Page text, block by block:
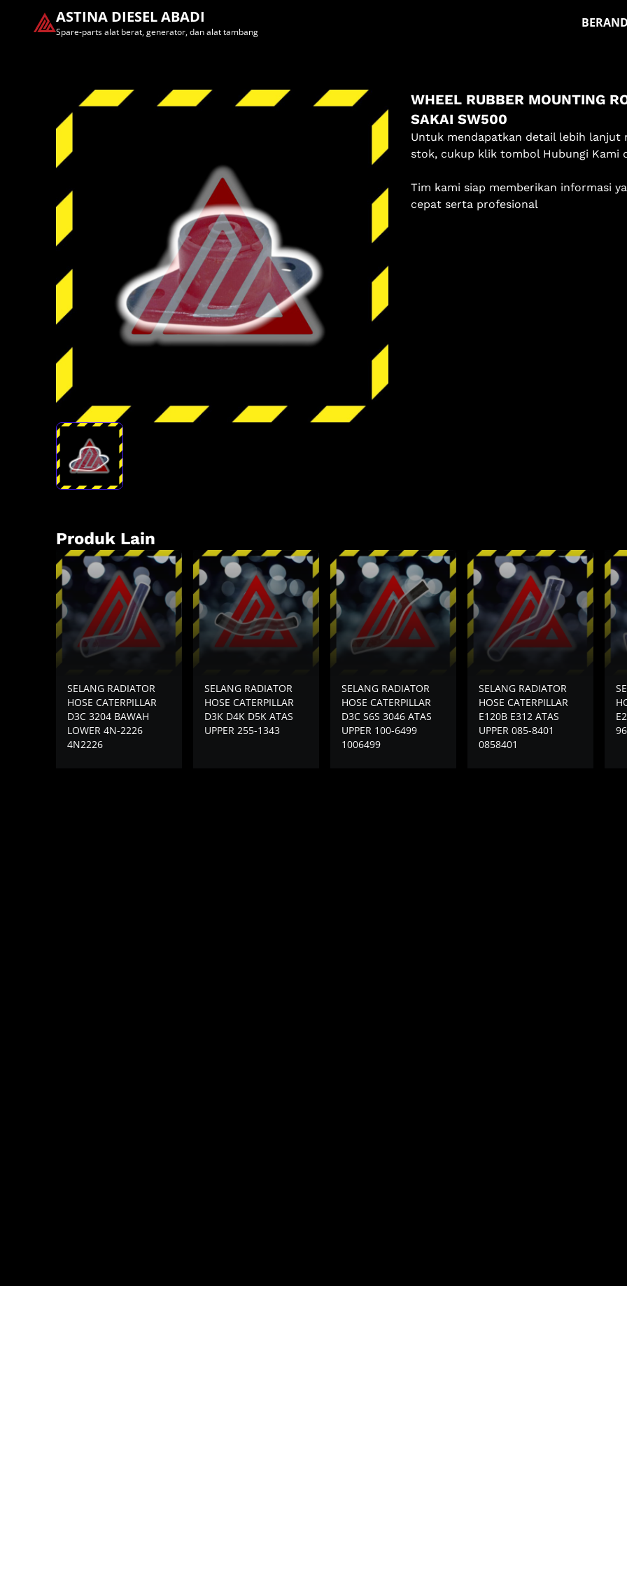
ASTINA DIESEL ABADI
Spare-parts alat berat, generator, dan alat tambang
Masuk
Lanjutkan dengan Google
dengan
Ketentuan Layanandan Kebijakan Privasikami.
WHEEL RUBBER MOUNTING
SAKAI SW500
Untuk mendapatkan detail lebih lanjut
stok, cukup klik tombol Hubungi Kami
Tim kami siap memberikan informasi
cepat serta profesional
Produk Lain
SELANG RADIATOR
HOSE CATERPILLAR
D3C 3204 BAWAH
LOWER 4N-2226
4N2226
SELANG RADIATOR
HOSE CATERPILLAR
D3K D4K D5K ATAS
UPPER 255-1343
SELANG RADIATOR
HOSE CATERPILLAR
D3C S6S 3046 ATAS
UPPER 100-6499
1006499
SELANG RADIATOR
HOSE CATERPILLAR
E120B E312 ATAS
UPPER 085-8401
0858401